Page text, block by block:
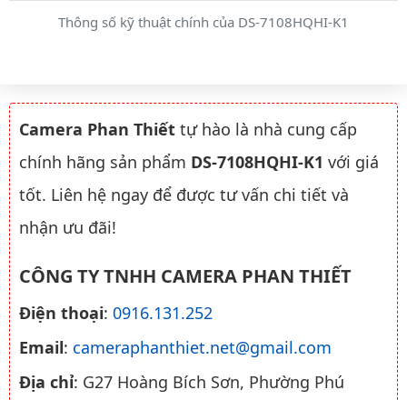
Thông số kỹ thuật chính của DS-7108HQHI-K1
Camera Phan Thiết tự hào là nhà cung cấp
chính hãng sản phẩm DS-7108HQHI-K1 với giá
tốt. Liên hệ ngay để được tư vấn chi tiết và
nhận ưu đãi!
CÔNG TY TNHH CAMERA PHAN THIẾT
Điện thoại: 0916.131.252
Email: cameraphanthiet.net@gmail.com
Địa chỉ: G27 Hoàng Bích Sơn, Phường Phú